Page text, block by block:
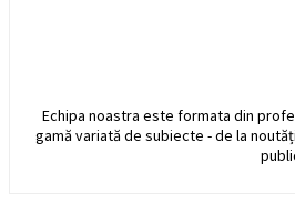
Echipa noastra este formata din
gamă variată de subiecte - de la